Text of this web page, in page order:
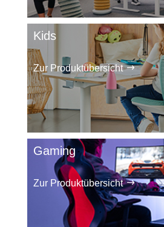
Kids
Zur Produktübersicht
Gaming
Zur Produktübersicht